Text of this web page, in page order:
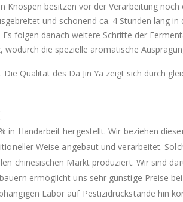
Knospen besitzen vor der Verarbeitung
und schonend ca. 4 Stunden lang
folgen danach weitere Schritte der
die spezielle aromatische
Qualität des Da Jin Ya zeigt sich durch
in Handarbeit hergestellt. Wir beziehen
Weise angebaut und verarbeitet.
chinesischen Markt produziert. Wir sind
ermöglicht uns sehr günstige Preise
Labor auf Pestizidrückstände hin